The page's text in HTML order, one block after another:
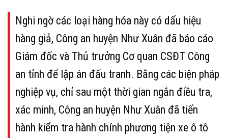
Nghi ngờ các loại hàng hóa này có dấu hiệu
hàng giả, Công an huyện Như Xuân đã báo cáo
Giám đốc và Thủ trưởng Cơ quan CSĐT Công
an tỉnh để lập án đấu tranh. Bằng các biện pháp
nghiệp vụ, chỉ sau một thời gian ngắn điều tra,
xác minh, Công an huyện Như Xuân đã tiến
hành kiểm tra hành chính phương tiện xe ô tô